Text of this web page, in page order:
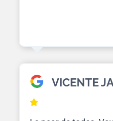
VICENTE